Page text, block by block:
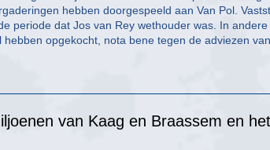
hebben doorgespeeld aan Van Pol.
periode dat Jos van Rey wethouder was. In
opgekocht, nota bene tegen de adviezen
van Kaag en Braassem en